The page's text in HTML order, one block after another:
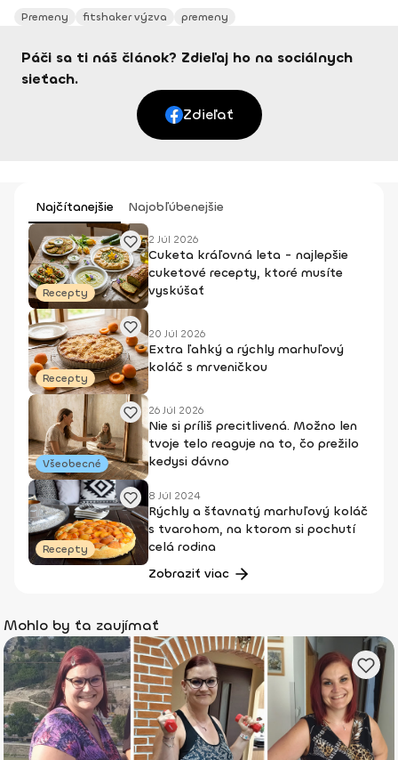
Premeny fitshaker výzva premeny
Páči sa ti náš článok? Zdieľaj ho na sociálnych
sieťach.
Zdieľať
Najčítanejšie Najobľúbenejšie
Recepty
2 Júl 2026
Cuketa kráľovná leta - najlepšie
cuketové recepty, ktoré musíte
vyskúšať
Recepty
20 Júl 2026
Extra ľahký a rýchly marhuľový
koláč s mrveničkou
Všeobecné
26 Júl 2026
Nie si príliš precitlivená. Možno len
tvoje telo reaguje na to, čo prežilo
kedysi dávno
Recepty
8 Júl 2024
Rýchly a šťavnatý marhuľový koláč
s tvarohom, na ktorom si pochutí
celá rodina
Zobraziť viac
Mohlo by ťa zaujímať